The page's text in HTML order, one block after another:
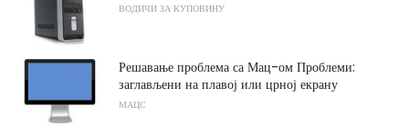
ВОДИЧИ ЗА КУПОВИНУ
Решавање проблема са Мац-ом Проблеми:
заглављени на плавој или црној екрану
МАЦС